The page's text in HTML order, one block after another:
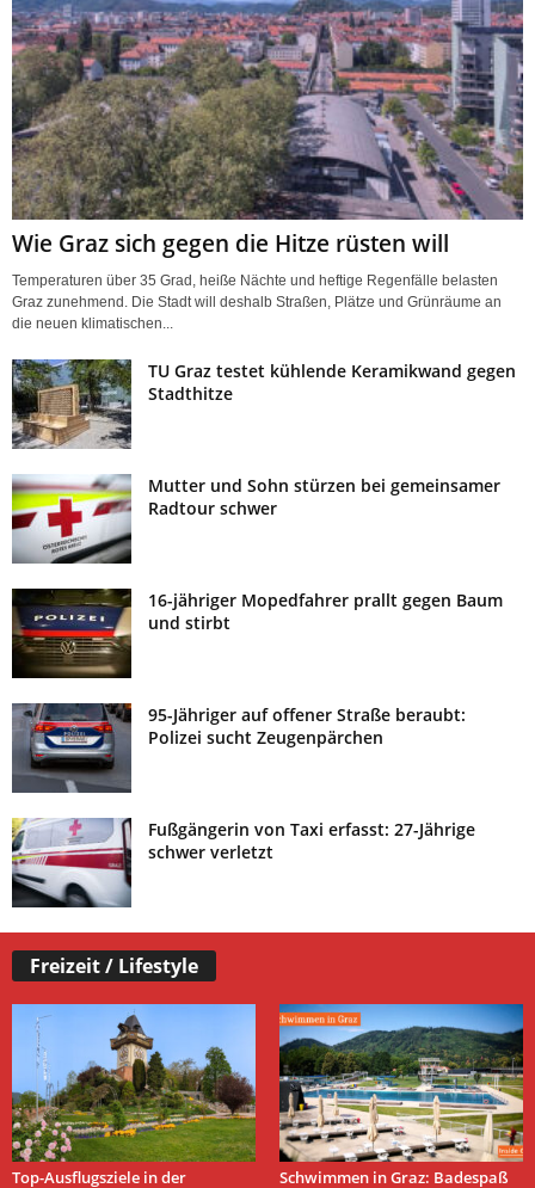
Wie Graz sich gegen die Hitze rüsten will
Temperaturen über 35 Grad, heiße Nächte und heftige Regenfälle belasten
Graz zunehmend. Die Stadt will deshalb Straßen, Plätze und Grünräume an
die neuen klimatischen...
TU Graz testet kühlende Keramikwand gegen
Stadthitze
Mutter und Sohn stürzen bei gemeinsamer
Radtour schwer
16-jähriger Mopedfahrer prallt gegen Baum
und stirbt
95-Jähriger auf offener Straße beraubt:
Polizei sucht Zeugenpärchen
Fußgängerin von Taxi erfasst: 27-Jährige
schwer verletzt
Freizeit / Lifestyle
Top-Ausflugsziele in der
Schwimmen in Graz: Badespaß